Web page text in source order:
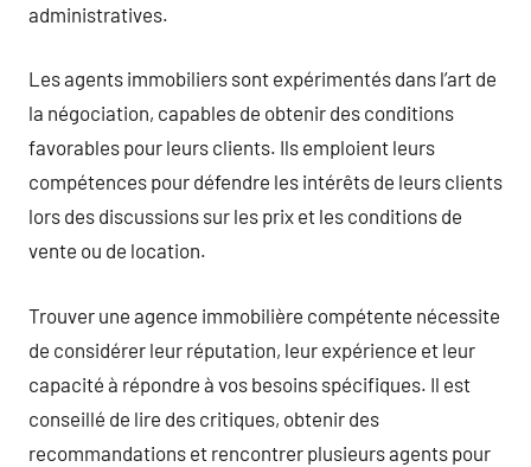
administratives.
Les agents immobiliers sont expérimentés dans l’art de
la négociation, capables de obtenir des conditions
favorables pour leurs clients. Ils emploient leurs
compétences pour défendre les intérêts de leurs clients
lors des discussions sur les prix et les conditions de
vente ou de location.
Trouver une agence immobilière compétente nécessite
de considérer leur réputation, leur expérience et leur
capacité à répondre à vos besoins spécifiques. Il est
conseillé de lire des critiques, obtenir des
recommandations et rencontrer plusieurs agents pour